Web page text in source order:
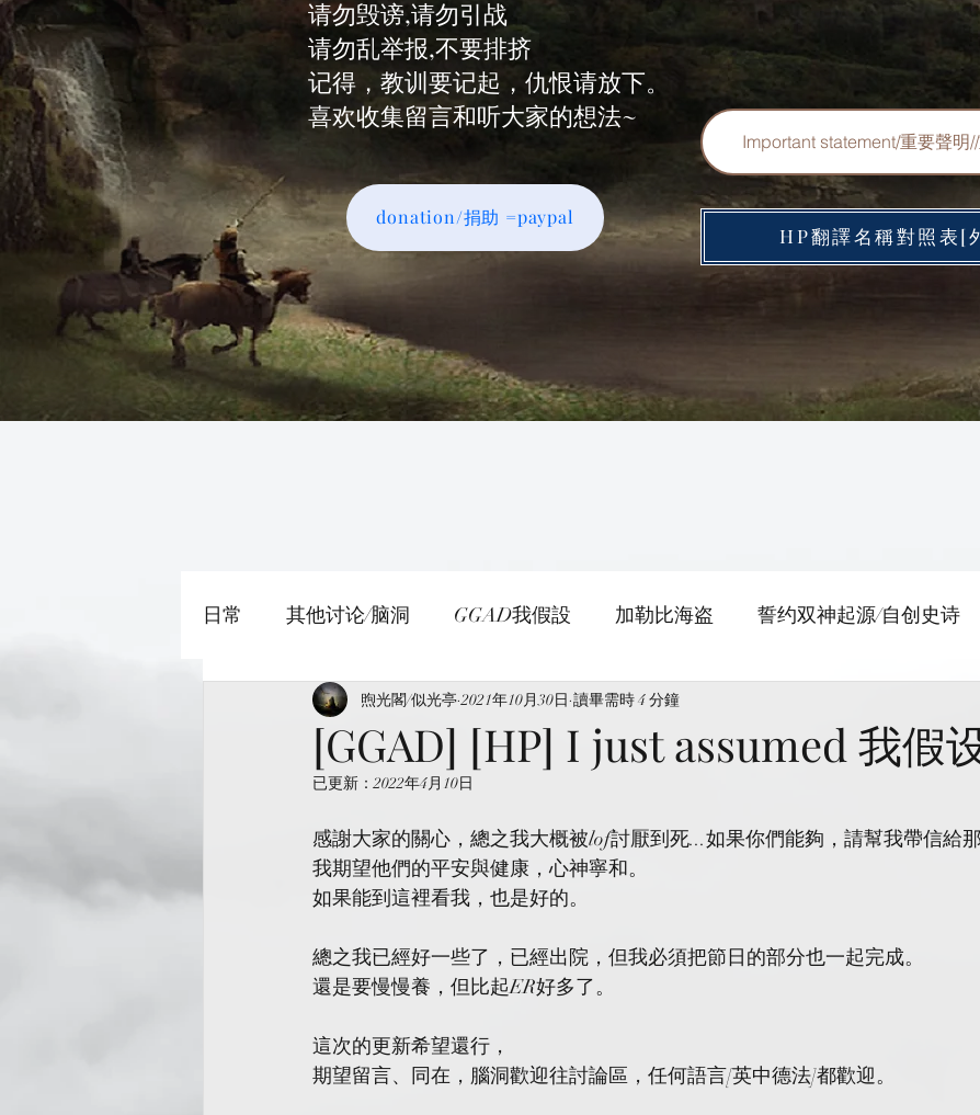
请勿毁谤,请勿引战
请勿乱举报,不要排挤
记得，教训要记起，仇恨请放下。
喜欢收集留言和听大家的想法~
Important statement/重要聲明
donation/捐助 =paypal
HP翻譯名稱對照表[
日常 其他讨论/脑洞 GGAD我假設 加勒比海盗 誓约双神起源/自创史诗
SOUL OATH/灵魂誓约者 日常
[GGAD] [HP] I just assumed 我假
煦光閣/似光亭 2021年10月30日 讀畢需時 4 分鐘
已更新：2022年4月10日
感謝大家的關心，總之我大概被lof討厭到死...如果你們能夠，請幫我帶信給
我期望他們的平安與健康，心神寧和。
如果能到這裡看我，也是好的。
總之我已經好一些了，已經出院，但我必須把節日的部分也一起完成。
還是要慢慢養，但比起ER好多了。
這次的更新希望還行，
期望留言、同在，腦洞歡迎往討論區，任何語言[英中德法]都歡迎。